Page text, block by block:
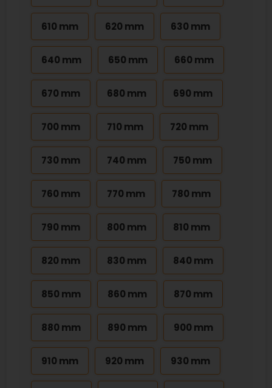
610 mm 620 mm 630 mm
640 mm 650 mm 660 mm
670 mm 680 mm 690 mm
700 mm 710 mm 720 mm
730 mm 740 mm 750 mm
760 mm 770 mm 780 mm
790 mm 800 mm 810 mm
820 mm 830 mm 840 mm
850 mm 860 mm 870 mm
880 mm 890 mm 900 mm
910 mm 920 mm 930 mm